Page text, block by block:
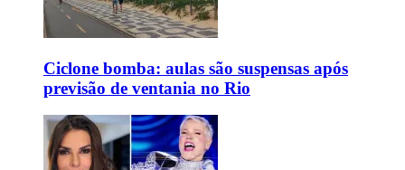
Ciclone bomba: aulas são suspensas após
previsão de ventania no Rio